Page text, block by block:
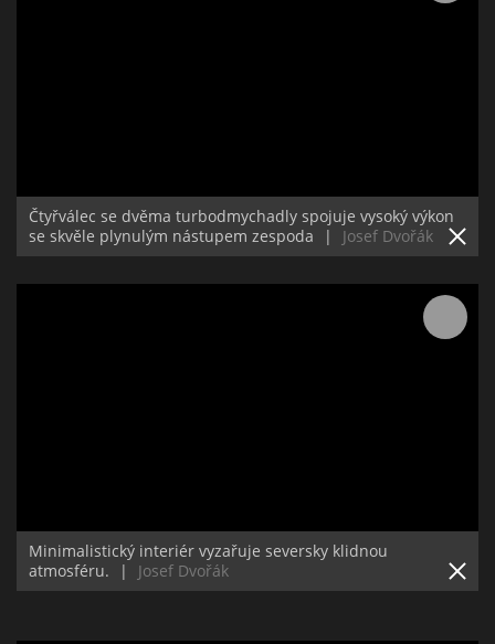
Čtyřválec se dvěma turbodmychadly spojuje vysoký výkon
se skvěle plynulým nástupem zespoda
| Josef Dvořák
Minimalistický interiér vyzařuje seversky klidnou
atmosféru.
| Josef Dvořák